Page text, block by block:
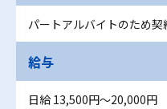
パートアルバイトのため契
給与
日給 13,500円〜20,000円